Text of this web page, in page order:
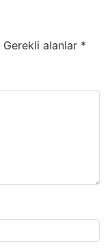
Gerekli alanlar *